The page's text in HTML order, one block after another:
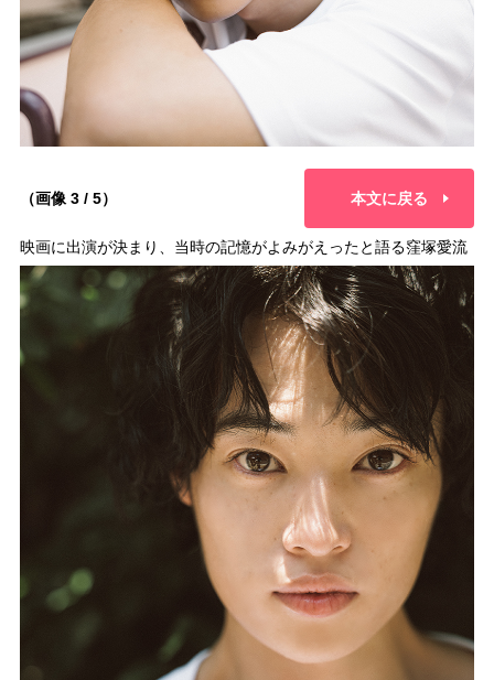
（画像 3 / 5） 本文に戻る
映画に出演が決まり、当時の記憶がよみがえったと語る窪塚愛流